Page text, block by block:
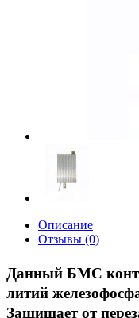
Описание
Отзывы (0)
Данный БМС
литий
Защищает от